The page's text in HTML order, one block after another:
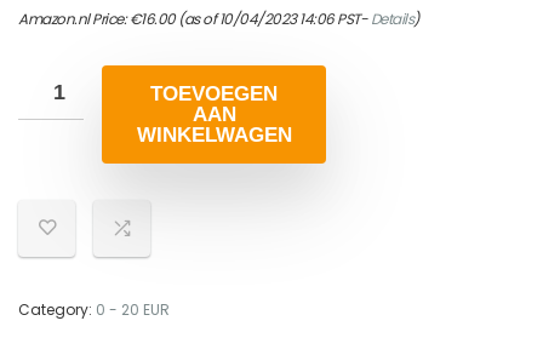
Amazon.nl Price:€16.00(as of 10/04/2023 14:06 PST-Details)
TOEVOEGEN
AAN
WINKELWAGEN
Category: 0 - 20 EUR